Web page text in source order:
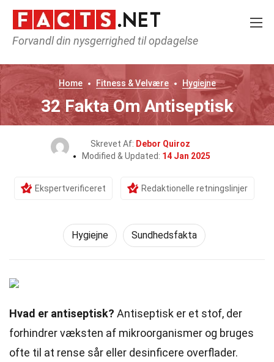
Forvandl din nysgerrighed til opdagelse
Home Fitness & Velvære Hygiejne
32 Fakta Om Antiseptisk
Skrevet Af: Debor Quiroz
Modified & Updated: 14 Jan 2025
Ekspertverificeret Redaktionelle retningslinjer
Hygiejne Sundhedsfakta
Hvad er antiseptisk? Antiseptisk er et stof, der
forhindrer væksten af mikroorganismer og bruges
ofte til at rense sår eller desinficere overflader.